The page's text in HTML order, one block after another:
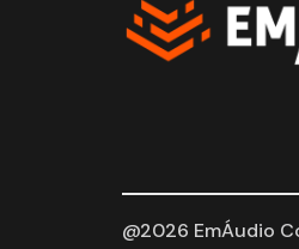
@2026 EmÁudio